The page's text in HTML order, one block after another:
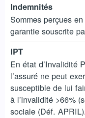
Indemnités
Sommes perçues
garantie souscrite
IPT
En état d’Invalidité
l’assuré ne peut
susceptible de lui
à l’invalidité >66%
sociale (Déf. APRIL).